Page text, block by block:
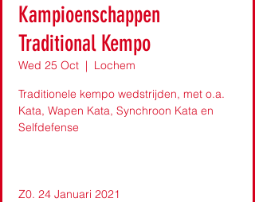
Kampioenschappen
Traditional Kempo
Wed 25 Oct
  |
Lochem
Traditionele kempo wedstrijden, met o.a.
Kata, Wapen Kata, Synchroon Kata en
Selfdefense
Z0. 24 Januari 2021